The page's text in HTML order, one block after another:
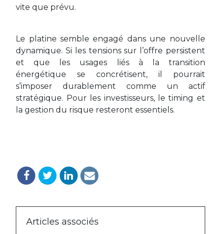
vite que prévu.
Le platine semble engagé dans une nouvelle
dynamique. Si les tensions sur l’offre persistent
et que les usages liés à la transition
énergétique se concrétisent, il pourrait
s’imposer durablement comme un actif
stratégique. Pour les investisseurs, le timing et
la gestion du risque resteront essentiels.
Articles associés